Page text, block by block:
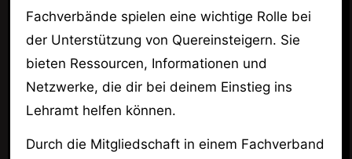
Fachverbände spielen eine wichtige Rolle bei
der Unterstützung von Quereinsteigern. Sie
bieten Ressourcen, Informationen und
Netzwerke, die dir bei deinem Einstieg ins
Lehramt helfen können.
Durch die Mitgliedschaft in einem Fachverband